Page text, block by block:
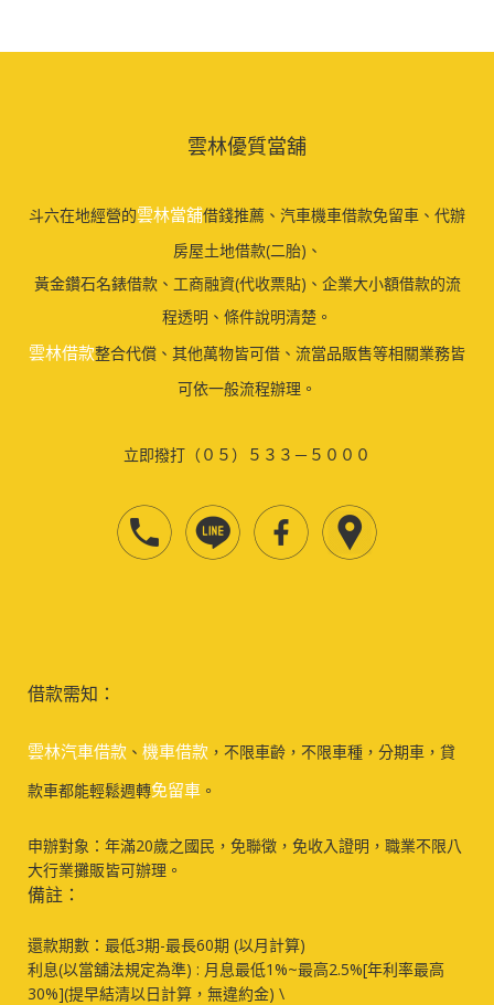
雲林優質當舖
斗六在地經營的雲林當舖借錢推薦、汽車機車借款免留車、代辦
房屋土地借款(二胎)、
黃金鑽石名錶借款、工商融資(代收票貼)、企業大小額借款的流
程透明、條件說明清楚。
雲林借款整合代償、其他萬物皆可借、流當品販售等相關業務皆
可依一般流程辦理。
立即撥打（０５）５３３－５０００
借款需知：
雲林汽車借款 、 機車借款 ，不限車齡，不限車種，分期車，貸
款車都能輕鬆週轉免留車 。
申辦對象：年滿20歲之國民，免聯徵，免收入證明，職業不限八
大行業攤販皆可辦理。
備註：
還款期數：最低3期-最長60期 (以月計算)
利息(以當舖法規定為準) : 月息最低1%~最高2.5%[年利率最高
30%](提早結清以日計算，無違約金) \